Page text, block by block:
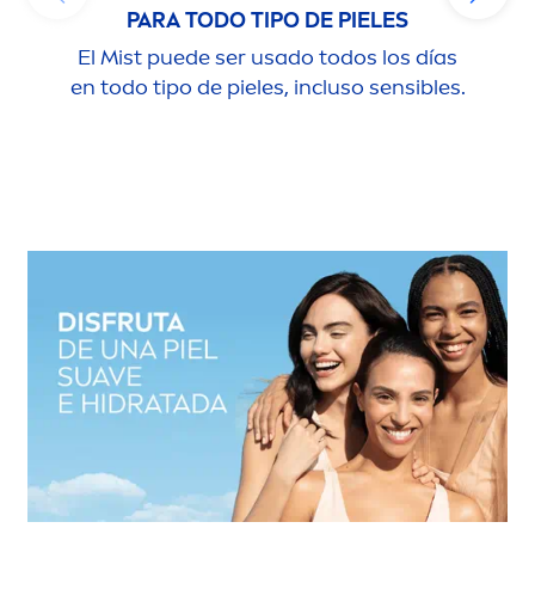
PARA TODO TIPO DE PIELES
El Mist puede ser usado todos los días
en todo tipo de pieles, incluso sensibles.